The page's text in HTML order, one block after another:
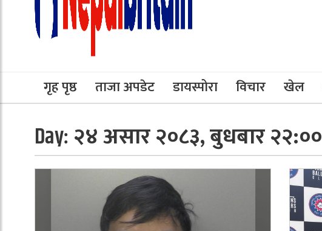
गृह पृष्ठ ताजा अपडेट डायस्पोरा विचार खेल
Day: २४ असार २०८३, बुधबार २२:००